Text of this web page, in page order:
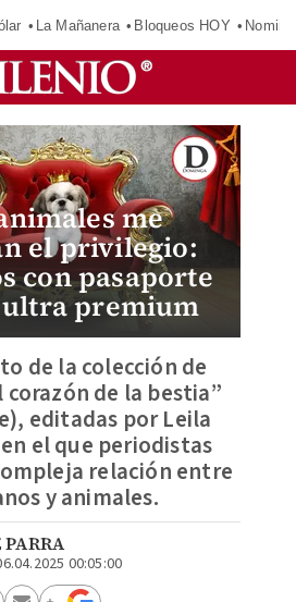
La Mañanera Bloqueos HOY
me
el privilegio:
con pasaporte
premium
de la colección de
corazón de la bestia”
editadas por Leila
el que periodistas
relación entre
y animales.
00:05:00